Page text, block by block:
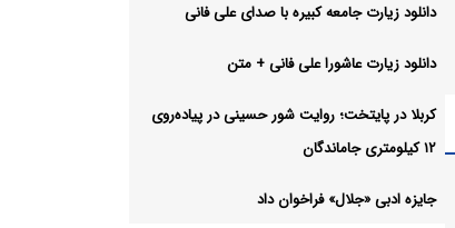
دانلود زیارت جامعه کبیره با صدای علی فانی
دانلود زیارت عاشورا علی فانی + متن
کربلا در پایتخت؛ روایت شور حسینی در پیاده‌روی
۱۲ کیلومتری جاماندگان
جایزه ادبی «جلال» فراخوان داد